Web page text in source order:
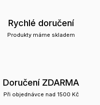
Rychlé doručení
Produkty máme skladem
Doručení ZDARMA
Při objednávce nad 1500 Kč